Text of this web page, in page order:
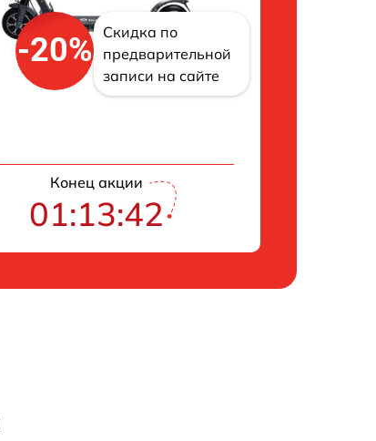
-20%
Скидка по
предварительной
записи на сайте
Конец акции
01:13:42